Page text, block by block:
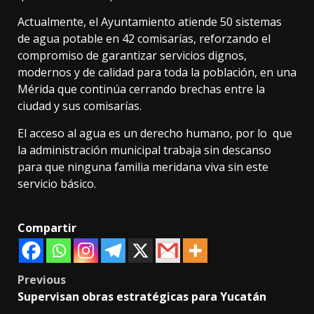
Actualmente, el Ayuntamiento atiende 50 sistemas
de agua potable en 42 comisarías, reforzando el
compromiso de garantizar servicios dignos,
modernos y de calidad para toda la población, en una
Mérida que continúa cerrando brechas entre la
ciudad y sus comisarías.
El acceso al agua es un derecho humano, por lo que
la administración municipal trabaja sin descanso
para que ninguna familia meridana viva sin este
servicio básico.
Compartir
Post
Previous
Supervisan obras estratégicas para Yucatán